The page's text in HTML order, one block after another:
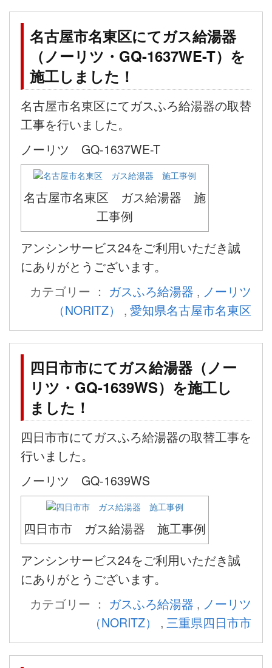
名古屋市名東区にてガス給湯器
（ノーリツ・GQ-1637WE-T）を
施工しました！
名古屋市名東区にてガスふろ給湯器の取替
工事を行いました。
ノーリツ GQ-1637WE-T
名古屋市名東区 ガス給湯器 施
工事例
アンシンサービス24をご利用いただき誠
にありがとうございます。
カテゴリー ： ガスふろ給湯器 , ノーリツ
（NORITZ）
, 愛知県名古屋市名東区
四日市市にてガス給湯器（ノー
リツ・GQ-1639WS）を施工し
ました！
四日市市にてガスふろ給湯器の取替工事を
行いました。
ノーリツ GQ-1639WS
四日市市 ガス給湯器 施工事例
アンシンサービス24をご利用いただき誠
にありがとうございます。
カテゴリー ： ガスふろ給湯器 , ノーリツ
（NORITZ）
, 三重県四日市市